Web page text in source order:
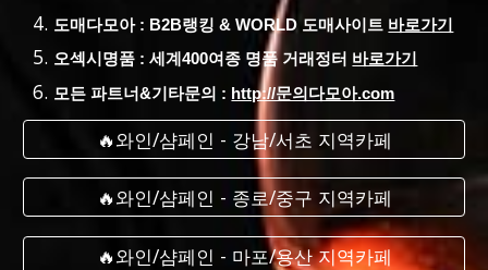
도매다모아 : B2B랭킹 & WORLD 도매사이트 바로가기
오섹시명품 : 세계400여종 명품 거래정터 바로가기
모든 파트너&기타문의 : http://문의다모아.com
🔥와인/샴페인 - 강남/서초 지역카페
🔥와인/샴페인 - 종로/중구 지역카페
🔥와인/샴페인 - 마포/용산 지역카페